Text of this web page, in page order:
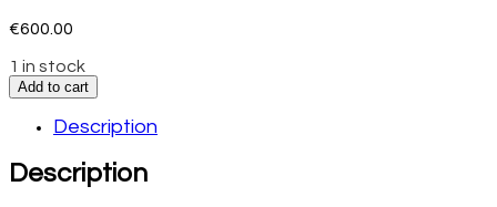
€600.00
1 in stock
Add to cart
Description
Description